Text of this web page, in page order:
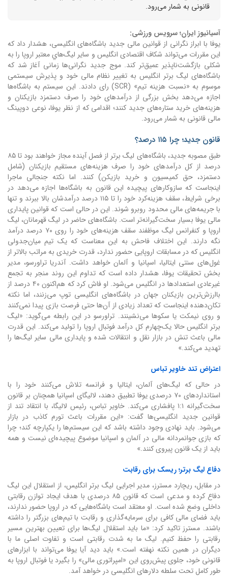
قانونی به شمار می‌رود.
آسیانیوز ایران؛ سرویس ورزشی:
یوفا با ابراز نگرانی از قوانین مالی جدید باشگاه‌های انگلیسی، هشدار داد که
این مقررات می‌تواند شکاف اقتصادی انگلیس و سایر لیگ‌هاي معتبر اروپا را به
شکلی بازگشت‌ناپذیر عمیق‌تر کند. موج جدید نگرانی‌ها زمانی آغاز شد که
باشگاه‌های لیگ برتر انگلیس به تغییر نظام مالی خود و پذیرش سیستمی
موسوم به «نسبت هزینه تیم» (SCR) رای دادند. این سیستم به باشگاه‌ها
اجازه می‌دهد بخش بزرگی از درآمدهای خود را صرف دستمزد بازیکنان و
هزینه‌های خرید ستاره‌های جدید کنند؛ اقدامی که از نظر یوفا، نوعی دوپینگ
مالی قانونی به شمار می‌رود.
قانون جدید؛ چرا ۱۱۵ درصد؟
طبق مصوبه جدید، باشگاه‌های لیگ برتر از فصل آینده مجاز خواهند بود تا ۸۵
درصد از کل درآمدهای خود را صرف هزینه‌های مستقیم بازیکنان (شامل
دستمزد، حق کمیسیون و خرید بازیکن) کنند. اما نکته جنجالی ماجرا
اینجاست که سازوکارهای پیچیده این قانون به باشگاه‌ها اجازه می‌دهد در
برخی شرایط، سقف هزینه‌کرد خود را تا ۱۱۵ درصد درآمدشان بالا ببرند و تنها
با جریمه‌های مالی محدود روبرو شوند. این در حالی است که قوانین پایداری
مالی یوفا بسیار سخت‌گیرانه‌تر است. باشگاه‌های حاضر در لیگ قهرمانان، لیگ
اروپا و کنفرانس لیگ موظفند سقف هزینه‌های خود را روی ۷۰ درصد درآمد
نگه دارند. این اختلاف فاحش به این معناست که یک تیم میان‌جدولی
انگلیس که در مسابقات اروپایی حضور ندارد، قدرت خریدی به مراتب بالاتر از
غول‌های سنتی ایتالیا، اسپانیا و آلمان خواهد داشت. آندریا تراورسو، مدیر
بخش تحقیقات یوفا، هشدار داده است که تداوم این روند منجر به تجمع
غیرعادی استعدادها در انگلیس می‌شود. او فاش کرد که هم‌اکنون ۴۰ درصد از
باارزش‌ترین بازیکنان جهان در باشگاه‌های انگلیسی توپ می‌زنند، اما نکته
تکان‌دهنده اینجاست که تعداد زیادی از آن‌ها حتی فرصت بازی پیدا نمی‌کنند
و روی نیمکت یا سکوها می‌نشینند. تراورسو در این رابطه می‌گوید: «لیگ
برتر انگلیس حالا یک‌چهارم کل درآمد فوتبال اروپا را تولید می‌کند. این قدرت
مالی باعث تنش در بازار نقل و انتقالات شده و پایداری مالی سایر لیگ‌ها را
تهدید می‌کند.»
اعتراض تند خاویر تباس
در حالی که لیگ‌های آلمان، ایتالیا و فرانسه تلاش می‌کنند خود را با
استانداردهای ۷۰ درصدی یوفا تطبیق دهند، لالیگای اسپانیا همچنان بر قانون
سخت‌گیرانه ۱:۱ پافشاری می‌کند. خاویر تباس، رئیس لالیگا، با انتقاد تند از
قوانین جدید انگلیسی‌ها گفت: «این مقررات باعث تورم کاذب در بازار
می‌شود. باید نهادی وجود داشته باشد که این سیستم‌ها را یکپارچه کند؛ چرا
که بازی جوانمردانه مالی در آلمان و اسپانیا موضوع پیچیده‌ای نیست و همه
باید از یک قانون پیروی کنند.»
دفاع لیگ برتر؛ ریسک برای رقابت
در مقابل، ریچارد مسترز، مدیر اجرایی لیگ برتر انگلیس، از استقلال این لیگ
دفاع کرده و مدعی است که قانون ۸۵ درصدی با هدف ایجاد توازن رقابتی
داخلی وضع شده است. او معتقد است باشگاه‌هایی که در اروپا حضور ندارند،
باید فضای مالی کافی برای سرمایه‌گذاری و رقابت با تیم‌های بزرگتر را داشته
باشند. مسترز تاکید کرد: «ما باید استقلال لیگ‌ها برای تعیین بهترین مسیر
رقابتی را حفظ کنیم. لیگ ما به شدت رقابتی است و تفاوت اصلی ما با
دیگران در همین نکته نهفته است.» باید دید آیا یوفا می‌تواند با ابزارهای
قانونی خود، جلوی پیش‌روی این «امپراتوری مالی» را بگیرد یا فوتبال اروپا به
طور کامل تحت سلطه دلارهای انگلیسی در خواهد آمد.